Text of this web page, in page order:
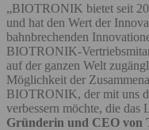
„BIOTRONIK bietet seit
und hat den Wert der
bahnbrechenden
BIOTRONIK-
auf der ganzen Welt
Möglichkeit der
BIOTRONIK, der mit uns
verbessern möchte, die das
Gründerin und CEO von